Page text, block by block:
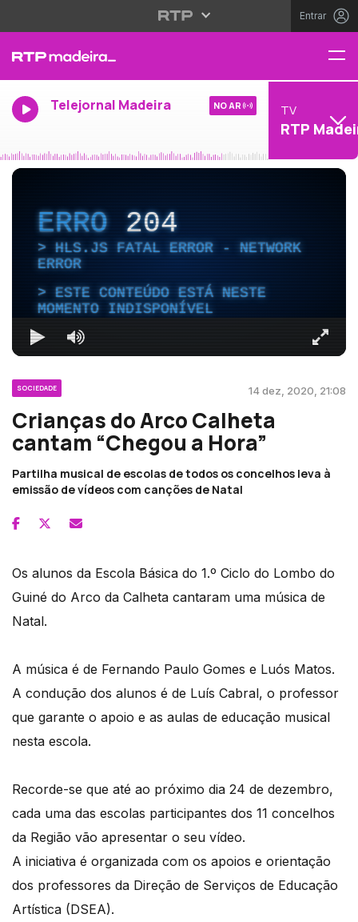
Entrar
Telejornal Madeira NO AR TV
RTP
ERRO204
HLS.JS FATAL ERROR - NETWORK
ERROR
ESTE CONTEÚDO ESTÁ NESTE
MOMENTO INDISPONÍVEL
SOCIEDADE 14 dez, 2020, 21:08
Crianças do Arco Calheta
cantam “Chegou a Hora”
Partilha musical de escolas de todos os concelhos leva à
emissão de vídeos com canções de Natal
Os alunos da Escola Básica do 1.º Ciclo do Lombo do
Guiné do Arco da Calheta cantaram uma música de
Natal.
A música é de Fernando Paulo Gomes e Luós Matos.
A condução dos alunos é de Luís Cabral, o professor
que garante o apoio e as aulas de educação musical
nesta escola.
Recorde-se que até ao próximo dia 24 de dezembro,
cada uma das escolas participantes dos 11 concelhos
da Região vão apresentar o seu vídeo.
A iniciativa é organizada com os apoios e orientação
dos professores da Direção de Serviços de Educação
Artística (DSEA).